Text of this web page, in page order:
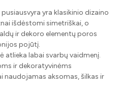
yra klasikinio dizaino
išdėstomi simetriškai, o
ir dekoro elementų poros
pojūtį.
atlieka labai svarbų vaidmenį.
ir dekoratyvinėms
naudojamas aksomas, šilkas ir